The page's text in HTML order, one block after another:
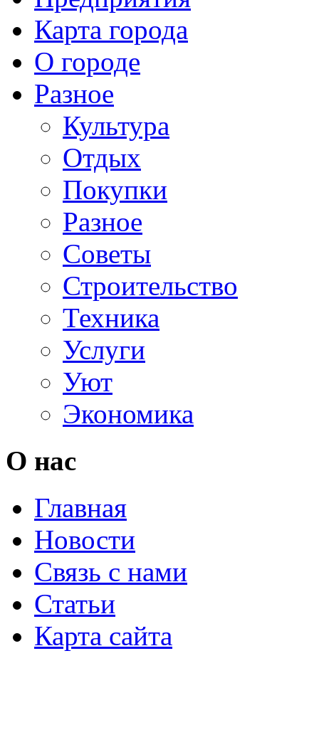
Карта города
О городе
Разное
Культура
Отдых
Покупки
Разное
Советы
Строительство
Техника
Услуги
Уют
Экономика
О нас
Главная
Новости
Связь с нами
Статьи
Карта сайта